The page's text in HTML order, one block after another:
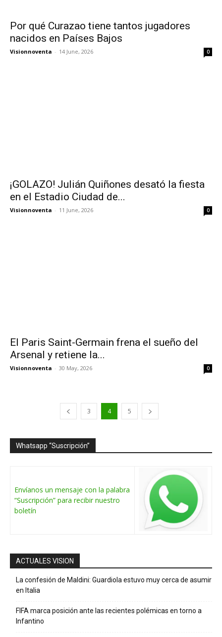
Por qué Curazao tiene tantos jugadores
nacidos en Países Bajos
Visionnoventa - 14 June, 2026 0
¡GOLAZO! Julián Quiñones desató la fiesta
en el Estadio Ciudad de...
Visionnoventa - 11 June, 2026 0
El Paris Saint-Germain frena el sueño del
Arsenal y retiene la...
Visionnoventa - 30 May, 2026 0
3 4 5
Whatsapp “Suscripción”
Envíanos un mensaje con la palabra
“Suscripción” para recibir nuestro
boletín
ACTUALES VISION
La confesión de Maldini: Guardiola estuvo muy cerca de asumir
en Italia
FIFA marca posición ante las recientes polémicas en torno a
Infantino